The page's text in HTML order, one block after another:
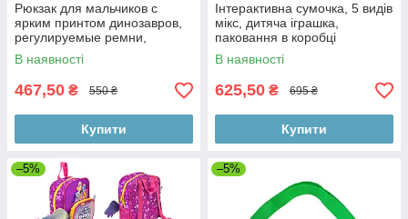
Рюкзак для мальчиков с
ярким принтом динозавров,
регулируемые ремни,
35×20×43 см
В наявності
467,50 ₴ 550 ₴
Купити
Інтерактивна сумочка, 5 видів
мікс, дитяча іграшка,
паковання в коробці
В наявності
625,50 ₴ 695 ₴
Купити
–5% –5%